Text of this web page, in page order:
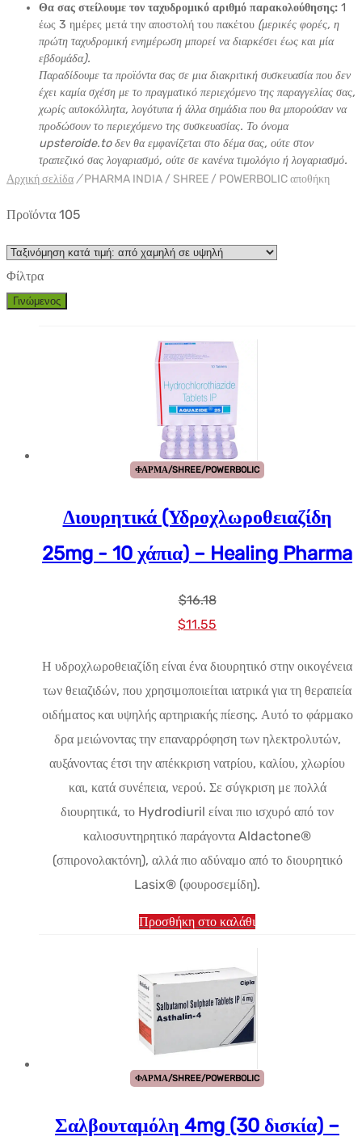
Θα σας στείλουμε τον ταχυδρομικό αριθμό παρακολούθησης: 1
έως 3 ημέρες μετά την αποστολή του πακέτου (μερικές φορές, η
πρώτη ταχυδρομική ενημέρωση μπορεί να διαρκέσει έως και μία
εβδομάδα).
Παραδίδουμε τα προϊόντα σας σε μια διακριτική συσκευασία που δεν
έχει καμία σχέση με το πραγματικό περιεχόμενο της παραγγελίας σας,
χωρίς αυτοκόλλητα, λογότυπα ή άλλα σημάδια που θα μπορούσαν να
προδώσουν το περιεχόμενο της συσκευασίας. Το όνομα
upsteroide.to δεν θα εμφανίζεται στο δέμα σας, ούτε στον
τραπεζικό σας λογαριασμό, ούτε σε κανένα τιμολόγιο ή λογαριασμό.
Αρχική σελίδα /PHARMA INDIA / SHREE / POWERBOLIC αποθήκη
Προϊόντα 105
Φίλτρα
Γινώμενος
ΦΑΡΜΑ/SHREE/POWERBOLIC
Διουρητικά (Υδροχλωροθειαζίδη
25mg - 10 χάπια) – Healing Pharma
$16.18
Αρχική
$16.18.
$11.55
τιμή
είναι:
$11.55.
Η υδροχλωροθειαζίδη είναι ένα διουρητικό στην οικογένεια
των θειαζιδών, που χρησιμοποιείται ιατρικά για τη θεραπεία
οιδήματος και υψηλής αρτηριακής πίεσης. Αυτό το φάρμακο
δρα μειώνοντας την επαναρρόφηση των ηλεκτρολυτών,
αυξάνοντας έτσι την απέκκριση νατρίου, καλίου, χλωρίου
και, κατά συνέπεια, νερού. Σε σύγκριση με πολλά
διουρητικά, το Hydrodiuril είναι πιο ισχυρό από τον
καλιοσυντηρητικό παράγοντα Aldactone®
(σπιρονολακτόνη), αλλά πιο αδύναμο από το διουρητικό
Lasix® (φουροσεμίδη).
Προσθήκη στο καλάθι
ΦΑΡΜΑ/SHREE/POWERBOLIC
Σαλβουταμόλη 4mg (30 δισκία) –